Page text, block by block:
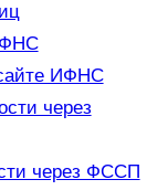
ИФНС
через
через ФССП